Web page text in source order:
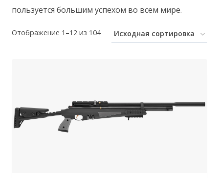
пользуется большим успехом во всем мире.
Отображение 1–12 из 104